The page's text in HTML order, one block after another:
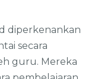
diperkenankan
secara
guru. Mereka